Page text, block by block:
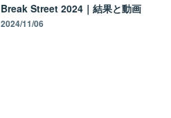
Break Street 2024｜結果と動画
2024/11/06